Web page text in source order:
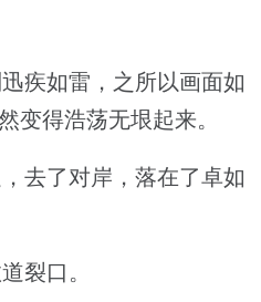
疾如雷，之所以画面如
变得浩荡无垠起来。
去了对岸，落在了卓如
裂口。